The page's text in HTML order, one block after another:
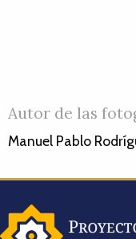
Autor de las
Manuel Pablo